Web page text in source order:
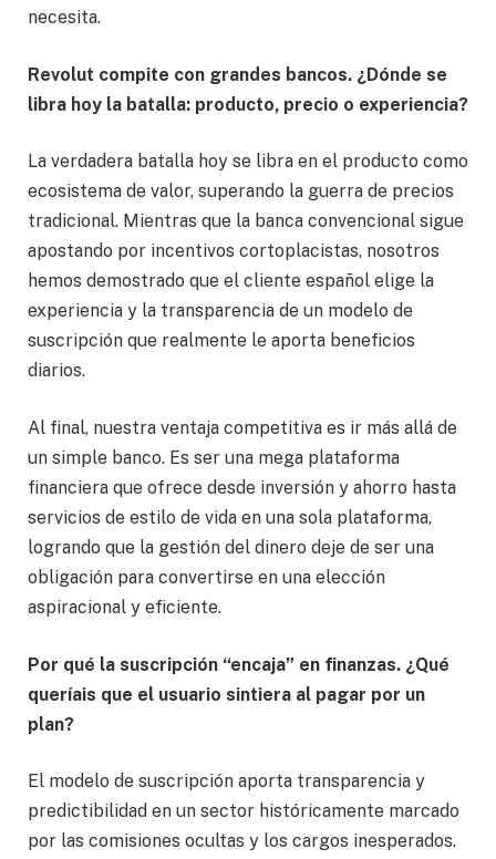
necesita.
Revolut compite con grandes bancos. ¿Dónde se
libra hoy la batalla: producto, precio o experiencia?
La verdadera batalla hoy se libra en el producto como
ecosistema de valor, superando la guerra de precios
tradicional. Mientras que la banca convencional sigue
apostando por incentivos cortoplacistas, nosotros
hemos demostrado que el cliente español elige la
experiencia y la transparencia de un modelo de
suscripción que realmente le aporta beneficios
diarios.
Al final, nuestra ventaja competitiva es ir más allá de
un simple banco. Es ser una mega plataforma
financiera que ofrece desde inversión y ahorro hasta
servicios de estilo de vida en una sola plataforma,
logrando que la gestión del dinero deje de ser una
obligación para convertirse en una elección
aspiracional y eficiente.
Por qué la suscripción “encaja” en finanzas. ¿Qué
queríais que el usuario sintiera al pagar por un
plan?
El modelo de suscripción aporta transparencia y
predictibilidad en un sector históricamente marcado
por las comisiones ocultas y los cargos inesperados.